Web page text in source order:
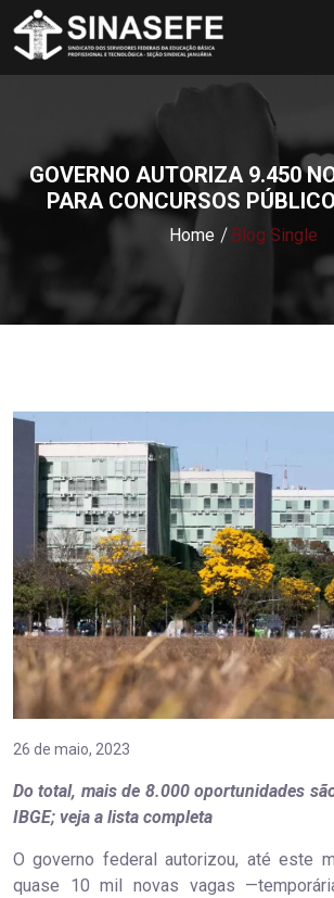
GOVERNO AUTORIZA 9.450
PARA CONCURSOS
Home Blog Single
26 de maio, 2023
Do total, mais de 8.000 oportunidades
IBGE; veja a lista completa
O governo federal autorizou, até este
quase 10 mil novas vagas